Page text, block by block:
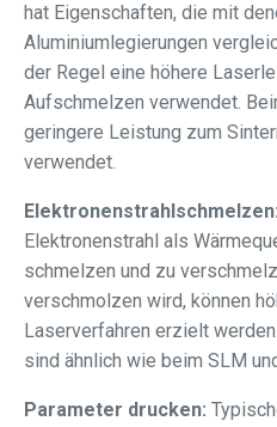
hat Eigenschaften, die mit
Aluminiumlegierungen
der Regel eine höhere
Aufschmelzen verwendet.
geringere Leistung zum
verwendet.
Elektronenstrahlschmelzen:
Elektronenstrahl als
schmelzen und zu
verschmolzen wird, können
Laserverfahren erzielt
sind ähnlich wie beim SLM
Parameter drucken: